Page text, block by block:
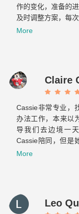
作的变化，准备的
及时调整方案，每
Cassie 和 Elaine…...
More
Claire
Cassie非常专业，
办法工作，本来以
导我们去边境一
Cassie陪同，但是
了也标注了重点，
复的文件准备和反
保持初心！
More
Leo Qu